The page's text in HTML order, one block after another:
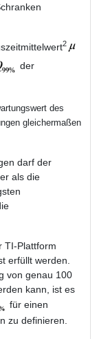
2
der
des
gleichermaßen
darf der
als die
TI-Plattform
erfüllt werden.
von genau 100
kann, ist es
für einen
zu definieren.